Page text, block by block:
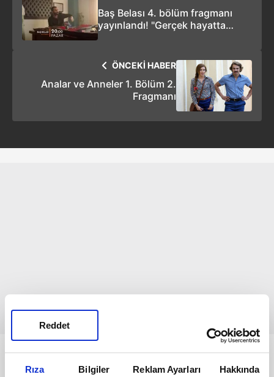
Rıza Bilgiler Reklam Ayarları Hakkında
Reddet
Baş Belası 4. bölüm fragmanı
yayınlandı! "Gerçek hayatta
ÖNCEKİ HABER
Analar ve Anneler 1. Bölüm 2.
Fragmanı